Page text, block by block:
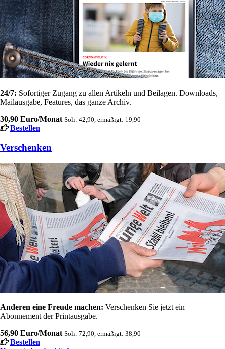
24/7: Sofortiger Zugang zu allen Artikeln und Beilagen. Downloads,
Mailausgabe, Features, das ganze Archiv.
30,90 Euro/Monat Soli: 42,90, ermäßigt: 19,90
Bestellen
Verschenken
Anderen eine Freude machen: Verschenken Sie jetzt ein
Abonnement der Printausgabe.
56,90 Euro/Monat Soli: 72,90, ermäßigt: 38,90
Bestellen